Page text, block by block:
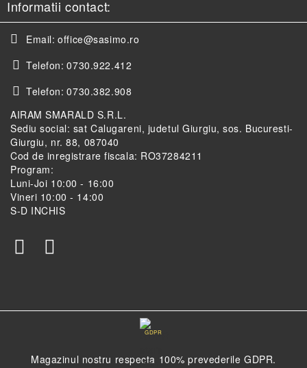
Informatii contact:
Email: office@sasimo.ro
Telefon: 0730.922.412
Telefon: 0730.382.908
AIRAM SMARALD S.R.L.
Sediu social: sat Calugareni, judetul Giurgiu, sos. Bucuresti-
Giurgiu, nr. 88, 087040
Cod de inregistrare fiscala: RO37284211
Program:
Luni-Joi 10:00 - 16:00
Vineri 10:00 - 14:00
S-D INCHIS
GDPR
Magazinul nostru respecta 100% prevederile GDPR.